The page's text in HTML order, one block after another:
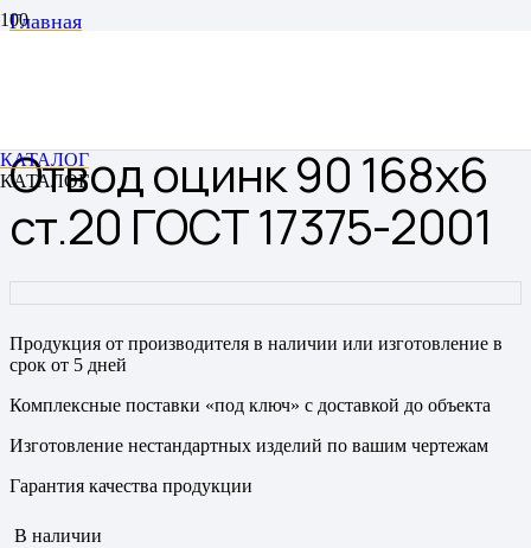
КАТАЛОГ
КАТАЛОГ
Главная
Отвод оцинк 90 168х6
ст.20 ГОСТ 17375-2001
Продукция от производителя в наличии или изготовление в
срок от 5 дней
Комплексные поставки «под ключ» с доставкой до объекта
Изготовление нестандартных изделий по вашим чертежам
Гарантия качества продукции
В наличии